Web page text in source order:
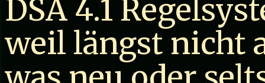
DSA 4.1
weil längst nicht